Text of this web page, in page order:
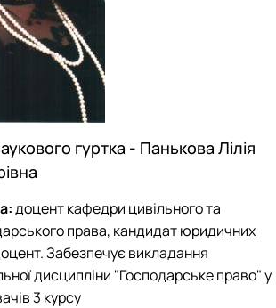
Звіт про роботу гуртка
Звіт про роботу гуртка
гуртка - Панькова Лілія
доцент кафедри цивільного та
права, кандидат юридичних
Забезпечує викладання
дисципліни "Господарське право" у
3 курсу